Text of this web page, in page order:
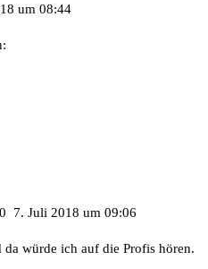
um 08:44
7. Juli 2018 um 09:06
würde ich auf die Profis hören.